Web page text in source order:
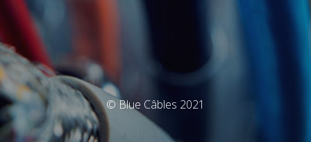
© Blue Câbles 2021